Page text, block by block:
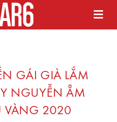
GÁI GIÀ LẮM
NGUYỄN ẴM
VÀNG 2020